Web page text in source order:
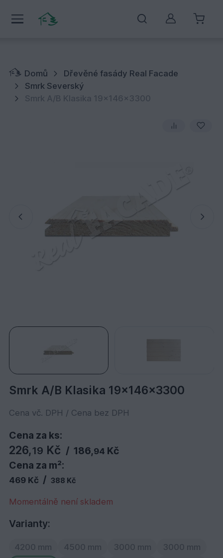
Můj účet
Domů
Dřevěné fasády Real Facade
Smrk Severský
Smrk A/B Klasika 19x146x3300
Smrk A/B Klasika 19x146x3300
Cena vč. DPH / Cena bez DPH
Cena za ks:
226,19 Kč / 186,94 Kč
Cena za m²:
469 Kč / 388 Kč
Momentálně není skladem
Varianty:
4200 mm 4500 mm 3000 mm
3000 mm